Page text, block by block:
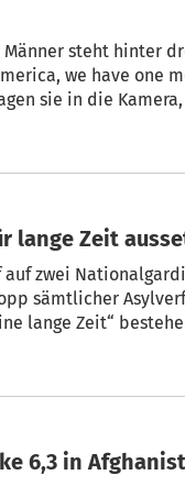
steht hinter
we have one
sie in die
Trump will Asylverfahren
zwei
sämtlicher
lange Zeit“
6,3 in